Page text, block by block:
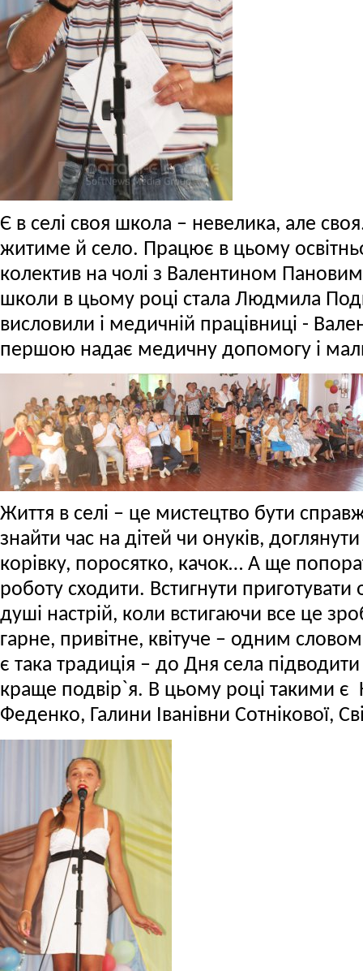
Є в селі своя школа – невелика, але
житиме й село. Працює в цьому
колектив на чолі з Валентином
школи в цьому році стала Людмила
висловили і медичній працівниці -
першою надає медичну допомогу і
Життя в селі – це мистецтво бути
знайти час на дітей чи онуків,
корівку, поросятко, качок… А ще
роботу сходити. Встигнути приготувати
душі настрій, коли встигаючи все це
гарне, привітне, квітуче – одним
є така традиція – до Дня села
краще подвір`я. В цьому році такими є
Феденко, Галини Іванівни Сотнікової,